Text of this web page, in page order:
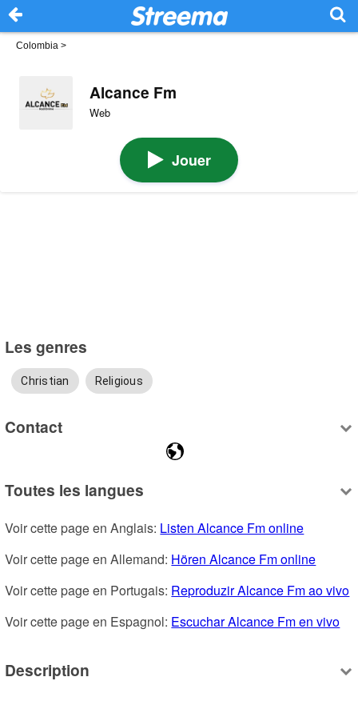
Colombia >
Alcance Fm
Web
Jouer
Les genres
Christian Religious
Contact
Toutes les langues
Voir cette page en Anglais: Listen Alcance Fm online
Voir cette page en Allemand: Hören Alcance Fm online
Voir cette page en Portugais: Reproduzir Alcance Fm ao vivo
Voir cette page en Espagnol: Escuchar Alcance Fm en vivo
Description